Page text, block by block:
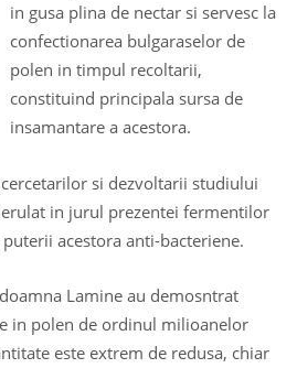
in gusa plina de nectar si servesc la
confectionarea bulgaraselor de
polen in timpul recoltarii,
constituind principala sursa de
insamantare a acestora.
si dezvoltarii studiului
in jurul prezentei fermentilor
acestora anti-bacteriene.
Lamine au demosntrat
in polen de ordinul milioanelor
este extrem de redusa, chiar